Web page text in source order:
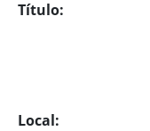
Título:
Local: